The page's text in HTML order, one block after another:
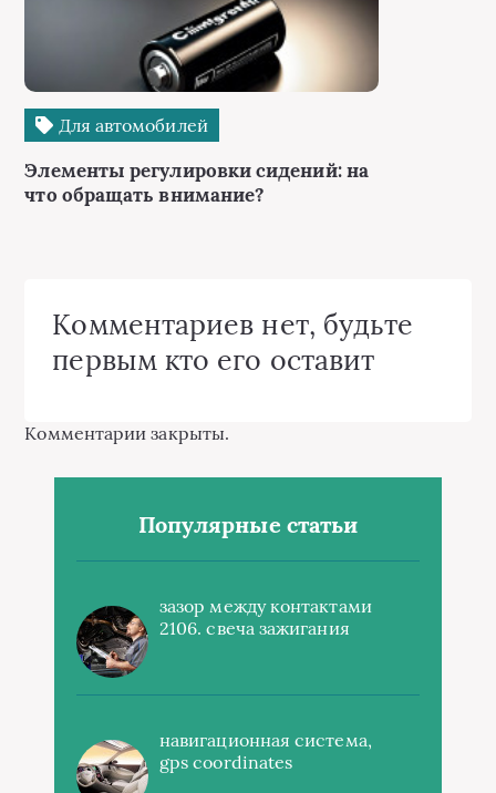
Для автомобилей
Элементы регулировки сидений: на
что обращать внимание?
Комментариев нет, будьте
первым кто его оставит
Комментарии закрыты.
Популярные статьи
зазор между контактами
2106. свеча зажигания
навигационная система,
gps coordinates